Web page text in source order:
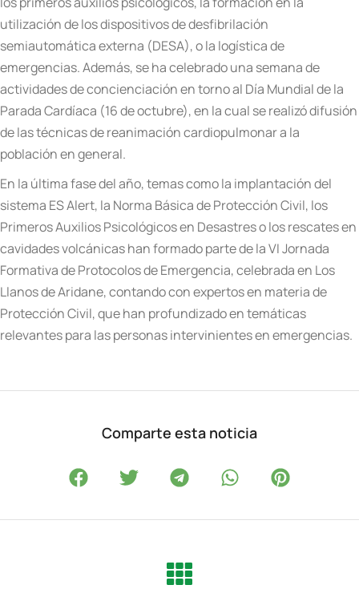
utilización de los dispositivos de desfibrilación
semiautomática externa (DESA), o la logística de
emergencias. Además, se ha celebrado una semana de
actividades de concienciación en torno al Día Mundial de la
Parada Cardíaca (16 de octubre), en la cual se realizó difusión
de las técnicas de reanimación cardiopulmonar a la
población en general.
En la última fase del año, temas como la implantación del
sistema ES Alert, la Norma Básica de Protección Civil, los
Primeros Auxilios Psicológicos en Desastres o los rescates en
cavidades volcánicas han formado parte de la VI Jornada
Formativa de Protocolos de Emergencia, celebrada en Los
Llanos de Aridane, contando con expertos en materia de
Protección Civil, que han profundizado en temáticas
relevantes para las personas intervinientes en emergencias.
Comparte esta noticia